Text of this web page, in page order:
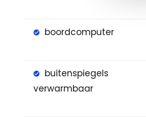
boordcomputer
buitenspiegels
verwarmbaar